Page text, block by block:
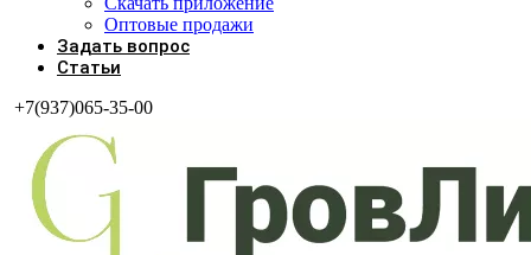
Оптовые продажи
Задать вопрос
Статьи
+7(937)065-35-00